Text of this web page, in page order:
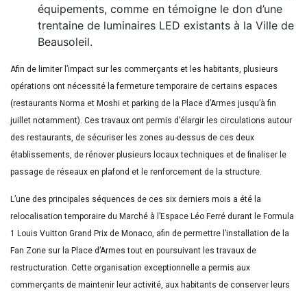
équipements, comme en témoigne le don d’une
trentaine de luminaires LED existants à la Ville de
Beausoleil.
Afin de limiter l’impact sur les commerçants et les habitants, plusieurs
opérations ont nécessité la fermeture temporaire de certains espaces
(restaurants Norma et Moshi et parking de la Place d’Armes jusqu’à fin
juillet notamment). Ces travaux ont permis d’élargir les circulations autour
des restaurants, de sécuriser les zones au-dessus de ces deux
établissements, de rénover plusieurs locaux techniques et de finaliser le
passage de réseaux en plafond et le renforcement de la structure.
L’une des principales séquences de ces six derniers mois a été la
relocalisation temporaire du Marché à l’Espace Léo Ferré durant le Formula
1 Louis Vuitton Grand Prix de Monaco, afin de permettre l’installation de la
Fan Zone sur la Place d’Armes tout en poursuivant les travaux de
restructuration. Cette organisation exceptionnelle a permis aux
commerçants de maintenir leur activité, aux habitants de conserver leurs